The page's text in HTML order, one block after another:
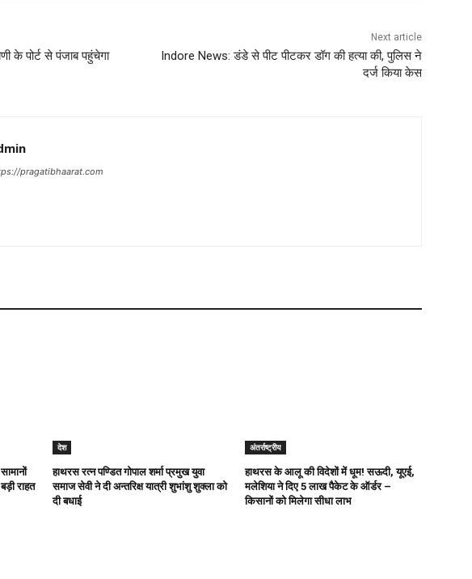
के पोर्ट से पंजाब पहुंचेगा
Next article
Indore News: डंडे से पीट पीटकर डॉग की हत्या की, पुलिस ने
दर्ज किया केस
pragatibhaarat.com
राहत
देश
हाथरस रत्न पण्डित गोपाल शर्मा प्रमुख युवा
समाज सेवी ने दी अन्तरिक्ष यात्री शुभांशु शुक्ला को
दी बधाई
अंतर्राष्ट्रीय
हाथरस के आलू की विदेशों में धूम! सऊदी, यूएई,
मलेशिया ने दिए 5 लाख पैकेट के ऑर्डर –
किसानों को मिलेगा सीधा लाभ